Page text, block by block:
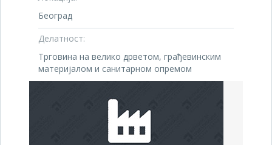
Београд
Делатност:
Трговина на велико дрветом, грађевинским
материјалом и санитарном опремом